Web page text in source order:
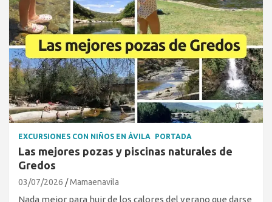
EXCURSIONES CON NIÑOS EN ÁVILA PORTADA
Las mejores pozas y piscinas naturales de
Gredos
03/07/2026 Mamaenavila
Nada mejor para huir de los calores del verano que darse